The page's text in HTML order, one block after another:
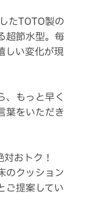
たTOTO製の
超節水型。毎
しい変化が現
、もっと早く
葉をいただき
おトク！
のクッション
ご提案してい